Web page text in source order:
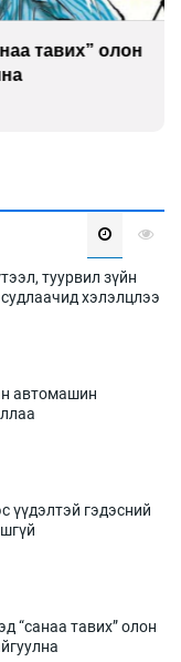
тавих” олон
туурвил зүйн
хэлэлцлээ
автомашин
үүдэлтэй гэдэсний
“санаа тавих” олон